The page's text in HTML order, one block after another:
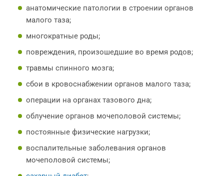
анатомические патологии в строении органов
малого таза;
многократные роды;
повреждения, произошедшие во время родов;
травмы спинного мозга;
сбои в кровоснабжении органов малого таза;
операции на органах тазового дна;
облучение органов мочеполовой системы;
постоянные физические нагрузки;
воспалительные заболевания органов
мочеполовой системы;